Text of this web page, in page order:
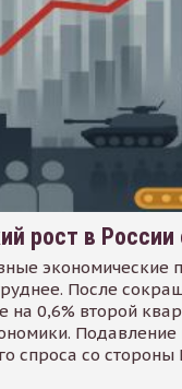
рост в России
экономические
После
на 0,6% второй
спроса со